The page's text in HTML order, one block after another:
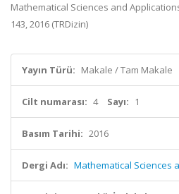
Mathematical Sciences and
143, 2016 (TRDizin)
Yayın Türü: Makale / Tam Makale
Cilt numarası: 4 Sayı: 1
Basım Tarihi: 2016
Dergi Adı: Mathematical Sciences